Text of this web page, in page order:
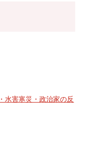
水害寒災・政治家の反